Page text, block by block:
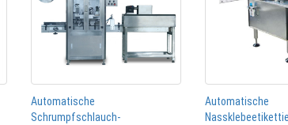
Automatische
Schrumpfschlauch-
Automatische